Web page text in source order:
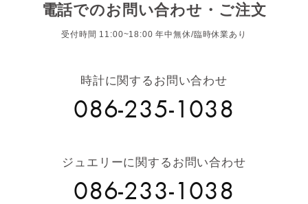
電話でのお問い合わせ・ご注文
受付時間 11:00~18:00 年中無休/臨時休業あり
時計に関するお問い合わせ
086-235-1038
ジュエリーに関するお問い合わせ
086-233-1038